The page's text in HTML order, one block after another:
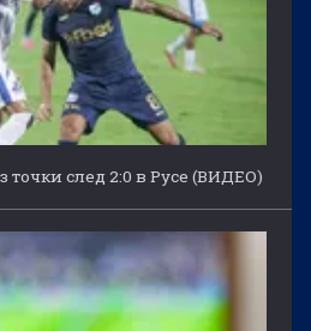
точки след 2:0 в Русе (ВИДЕО)